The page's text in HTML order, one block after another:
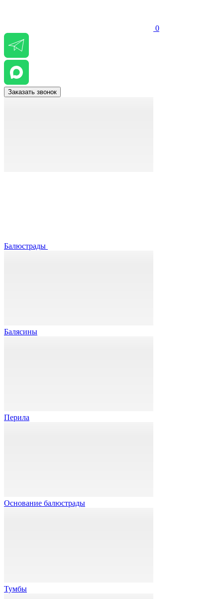
0
Заказать звонок
Балюстрады
Балясины
Перила
Основание балюстрады
Тумбы